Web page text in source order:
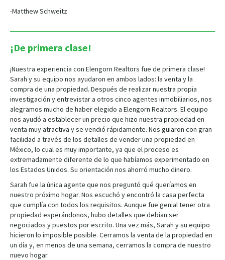
-Matthew Schweitz
¡De primera clase!
¡Nuestra experiencia con Elengorn Realtors fue de primera clase!
Sarah y su equipo nos ayudaron en ambos lados: la venta y la
compra de una propiedad. Después de realizar nuestra propia
investigación y entrevistar a otros cinco agentes inmobiliarios, nos
alegramos mucho de haber elegido a Elengorn Realtors. El equipo
nos ayudó a establecer un precio que hizo nuestra propiedad en
venta muy atractiva y se vendió rápidamente. Nos guiaron con gran
facilidad a través de los detalles de vender una propiedad en
México, lo cual es muy importante, ya que el proceso es
extremadamente diferente de lo que habíamos experimentado en
los Estados Unidos. Su orientación nos ahorró mucho dinero.
Sarah fue la única agente que nos preguntó qué queríamos en
nuestro próximo hogar. Nos escuchó y encontró la casa perfecta
que cumplía con todos los requisitos. Aunque fue genial tener otra
propiedad esperándonos, hubo detalles que debían ser
negociados y puestos por escrito. Una vez más, Sarah y su equipo
hicieron lo imposible posible. Cerramos la venta de la propiedad en
un día y, en menos de una semana, cerramos la compra de nuestro
nuevo hogar.